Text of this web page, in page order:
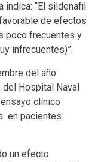
“El sildenafil
de efectos
poco frecuentes y
infrecuentes)”.
del año
Hospital Naval
clínico
en pacientes
un efecto